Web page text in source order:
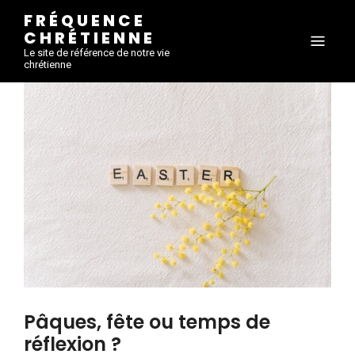
FRÉQUENCE
CHRÉTIENNE
Le site de référence de notre vie
chrétienne
Pâques, fête ou temps de
réflexion ?